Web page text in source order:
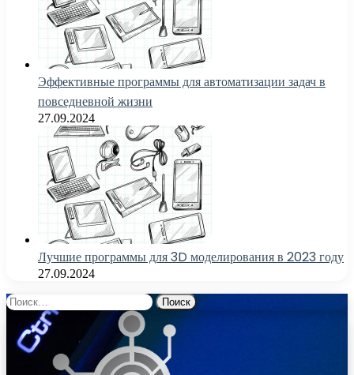
Эффективные программы для автоматизации задач в
повседневной жизни
27.09.2024
Лучшие программы для 3D моделирования в 2023 году
27.09.2024
Найти: